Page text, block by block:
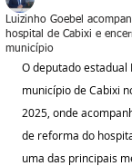
Luizinho Goebel
hospital de Cabixi e
município
O deputado estadual
município de Cabixi
2025, onde
de reforma do
uma das principais